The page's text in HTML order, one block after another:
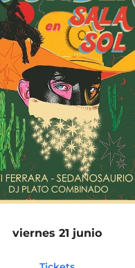
viernes 21 junio